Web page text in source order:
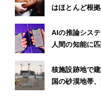
はほとんど根
AIの推論シス
人間の知能に
核施設跡地で
国の砂漠地帯